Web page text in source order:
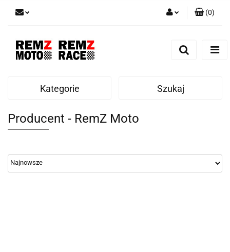
(0)
Kategorie Szukaj
Producent - RemZ Moto